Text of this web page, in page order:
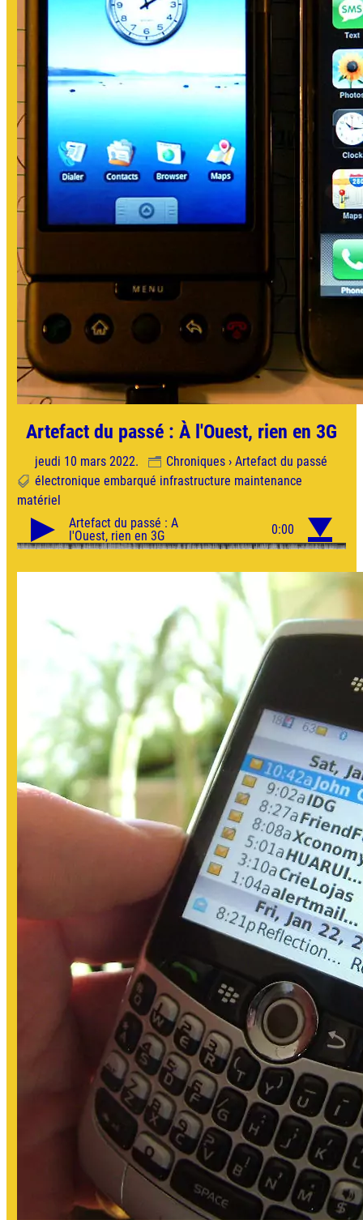
Artefact du passé : À l'Ouest, rien en 3G
jeudi 10 mars 2022.
Chroniques › Artefact du passé
électronique embarqué infrastructure maintenance
matériel